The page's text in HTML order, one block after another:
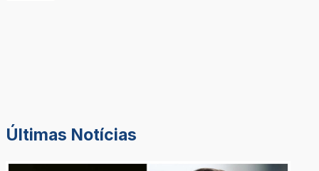
Últimas Notícias